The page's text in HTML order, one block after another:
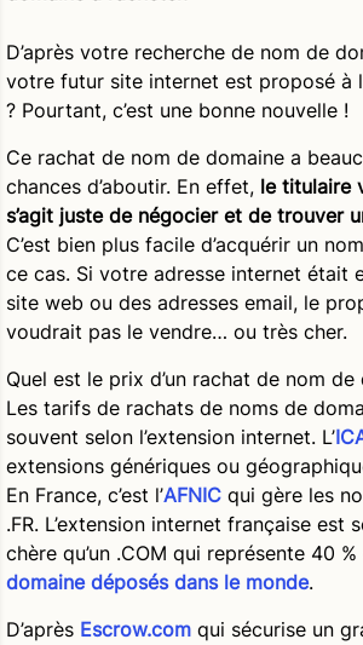
D’après votre recherche de nom de
votre futur site internet est proposé à
? Pourtant, c’est une bonne nouvelle !
Ce rachat de nom de domaine a
chances d’aboutir. En effet, le titulaire
s’agit juste de négocier et de trouver
C’est bien plus facile d’acquérir un
ce cas. Si votre adresse internet était
site web ou des adresses email, le
voudrait pas le vendre… ou très cher.
Quel est le prix d’un rachat de nom de
Les tarifs de rachats de noms de
souvent selon l’extension internet. L’
extensions génériques ou
En France, c’est l’AFNIC qui gère les
.FR. L’extension internet française est
chère qu’un .COM qui représente 40 %
domaine déposés dans le monde.
D’après Escrow.com qui sécurise un